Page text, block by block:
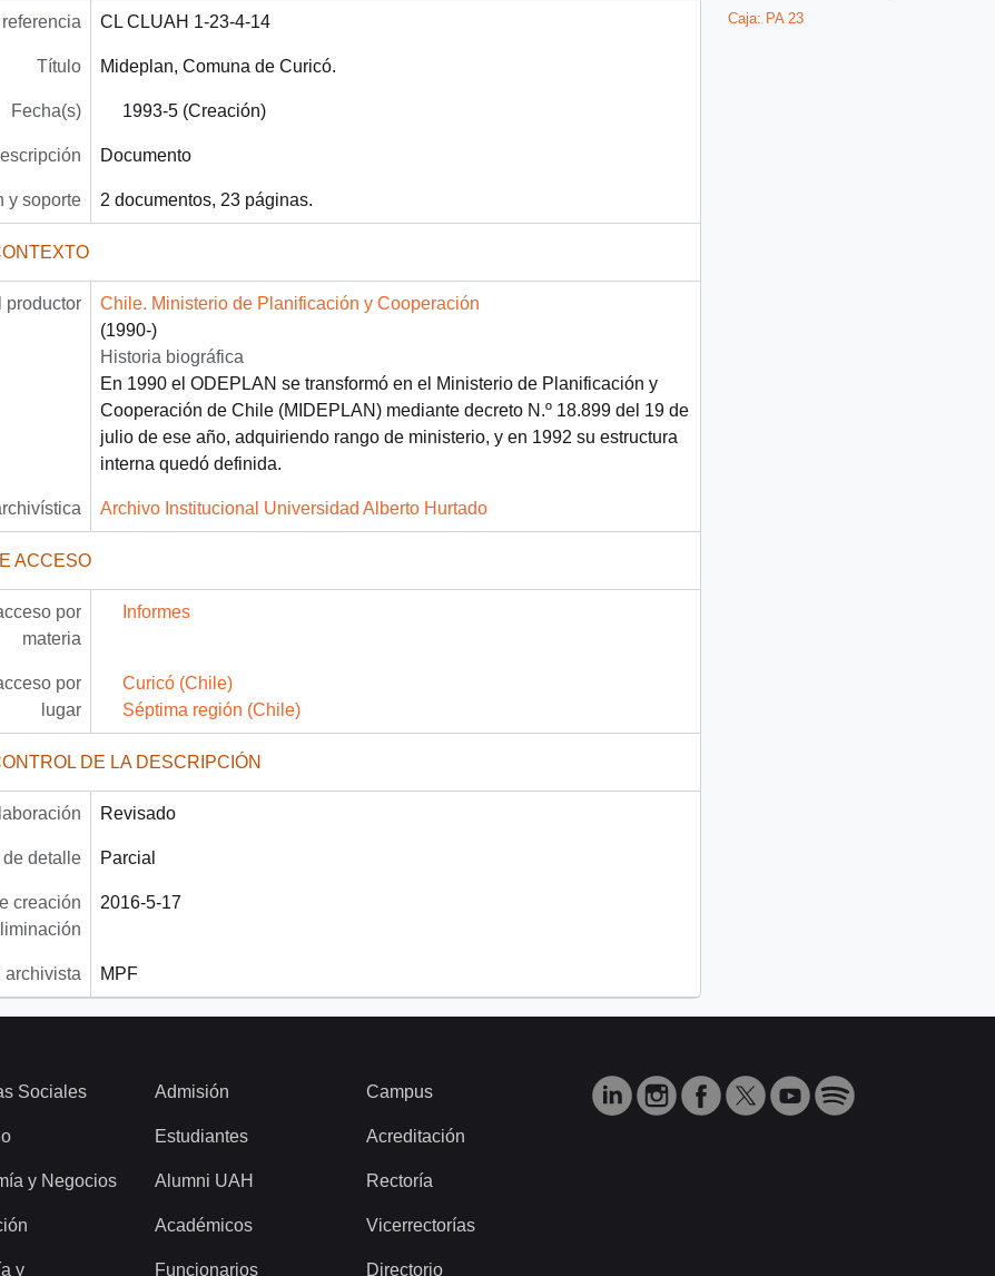
CL CLUAH 1-23-4-14
Título Mideplan, Comuna de Curicó.
Fecha(s) 1993-5 (Creación)
Documento
y soporte 2 documentos, 23 páginas.
productor
Chile. Ministerio de Planificación y Cooperación
(1990-)
Historia biográfica
En 1990 el ODEPLAN se transformó en el Ministerio de Planificación y
Cooperación de Chile (MIDEPLAN) mediante decreto N.º 18.899 del 19 de
julio de ese año, adquiriendo rango de ministerio, y en 1992 su estructura
interna quedó definida.
Archivo Institucional Universidad Alberto Hurtado
ACCESO
por
materia
Informes
por
lugar
Curicó (Chile)
Séptima región (Chile)
DE LA DESCRIPCIÓN
Revisado
de detalle Parcial
creación
2016-5-17
archivista MPF
Caja: PA 23
Sociales
y Negocios
y
Admisión
Estudiantes
Alumni UAH
Académicos
Funcionarios
Campus
Acreditación
Rectoría
Vicerrectorías
Directorio